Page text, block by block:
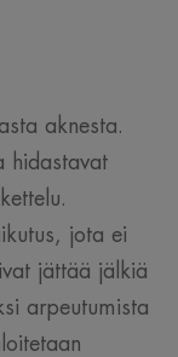
aknesta.
hidastavat
jota ei
jättää jälkiä
arpeutumista